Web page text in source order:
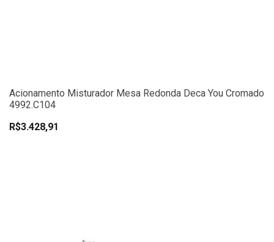
Acionamento Misturador Mesa Redonda Deca You Cromado
4992.C104
R$3.428,91